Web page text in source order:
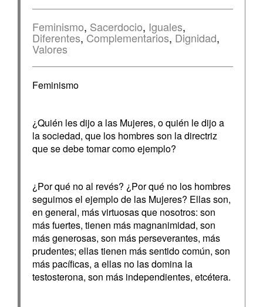
Feminismo, Sacerdocio, Iguales,
Diferentes,Complementarios, Dignidad,
Valores
Feminismo
¿Quién les dijo a las Mujeres, o quién le dijo a
la sociedad, que los hombres son la directriz
que se debe tomar como ejemplo?
¿Por qué no al revés? ¿Por qué no los hombres
seguimos el ejemplo de las Mujeres? Ellas son,
en general, más virtuosas que nosotros: son
más fuertes, tienen más magnanimidad, son
más generosas, son más perseverantes, más
prudentes; ellas tienen más sentido común, son
más pacíficas, a ellas no las domina la
testosterona, son más independientes, etcétera.